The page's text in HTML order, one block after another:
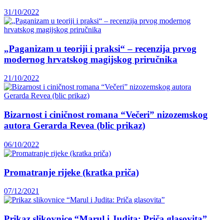
31/10/2022
„Paganizam u teoriji i praksi“ – recenzija prvog
modernog hrvatskog magijskog priručnika
21/10/2022
Bizarnost i ciničnost romana “Večeri” nizozemskog
autora Gerarda Revea (blic prikaz)
06/10/2022
Promatranje rijeke (kratka priča)
07/12/2021